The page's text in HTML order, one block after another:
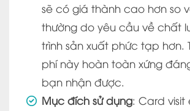
sẽ có giá thành cao hơn so
thường do yêu cầu về chất
trình sản xuất phức tạp hơn.
phí này hoàn toàn xứng
bạn nhận được.
Mục đích sử dụng: Card visit